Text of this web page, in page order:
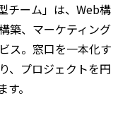
チーム」は、Web構
築、マーケティング
ス。窓口を一本化す
、プロジェクトを円
。